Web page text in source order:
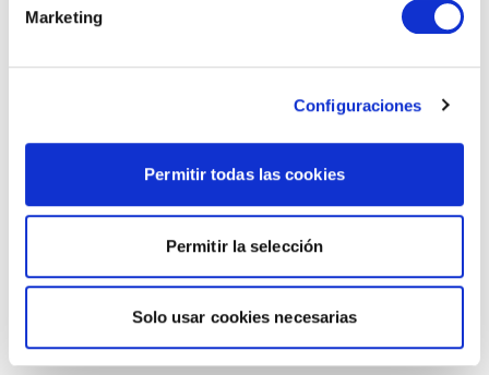
Marketing
Configuraciones
Permitir todas las cookies
Permitir la selección
Solo usar cookies necesarias